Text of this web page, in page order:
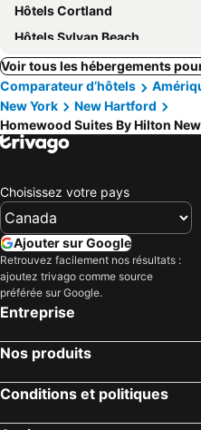
Hôtels Cortland
Hôtels Sylvan Beach
Voir tous les hébergements
Comparateur d’hôtels
New York
New Hartford
Homewood Suites By Hilton
Choisissez votre pays
Ajouter sur Google
Retrouvez facilement nos résultats :
ajoutez trivago comme source
préférée sur Google.
Entreprise
Nos produits
Conditions et politiques